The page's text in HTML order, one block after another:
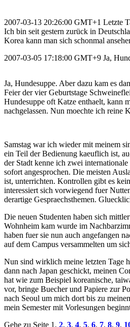
2007-03-13 20:26:00 GMT+1 Letzte
Ich bin seit gestern zurück in
Korea kann man sich schonmal
2007-03-05 17:18:00 GMT+9 Ja,
Ja, Hundesuppe. Aber dazu kam es
Feier der vier Geburtstage
Hundesuppe oft Katze enthaelt, kann
nachgelassen. Nun moechte ich reine
Samstag war ich wieder mit meinem
ein Teil der Bedienung kaeuflich ist,
der Stadt kenne ich zwei
sofort angesprochen. Die meisten
ist, unterrichten. Kontrollen gibt es
interessiert sich vorwiegend fuer
derartige Gespraechsthemen.
Die neuen Studenten haben sich
Wohnheim kam wurde im
haben fuer sie nun auch angefangen
auf dem Campus versammelten um
Nun sind wirklich meine letzten Tage
dann nach Japan geschickt, meinen
hat wie zum Beispiel koreanische,
vor, bringe Buecher und Papiere zur
nach Seoul um mich dort bis zu
mein Semester mit Vorlesungen
Gehe zu Seite 1, 2, 3, 4, 5, 6, 7, 8, 9,